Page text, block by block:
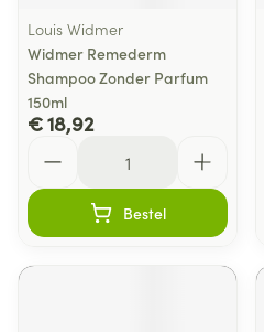
Louis Widmer
Widmer Remederm
Shampoo Zonder Parfum
150ml
€ 18,92
Bestel